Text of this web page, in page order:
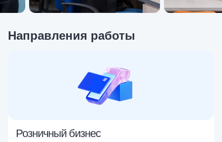
Направления работы
Розничный бизнес